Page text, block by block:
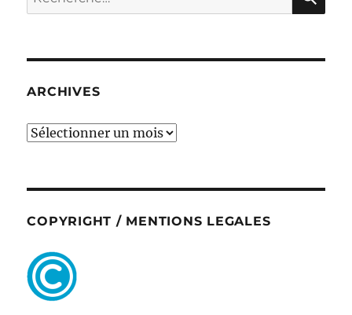
pour :
ARCHIVES
ARCHIVES
COPYRIGHT / MENTIONS LEGALES